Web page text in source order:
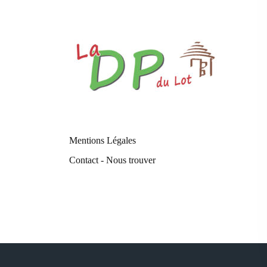
Mentions Légales
Contact - Nous trouver